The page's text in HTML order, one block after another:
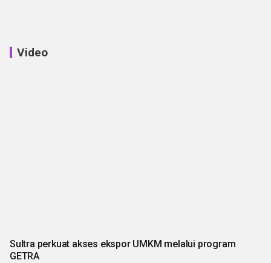
Video
Sultra perkuat akses ekspor UMKM melalui program
GETRA